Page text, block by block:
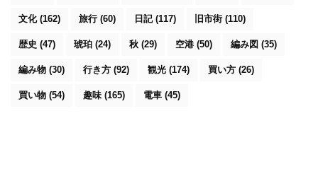
文化(162) 旅行 (60) 日記(117) 旧市街 (110)
歴史 (47) 琥珀 (24) 秋 (29) 空港 (50) 編み図 (35)
編み物 (30) 行き方 (92) 観光 (174) 買い方 (26)
買い物 (54) 趣味(165) 電車 (45)